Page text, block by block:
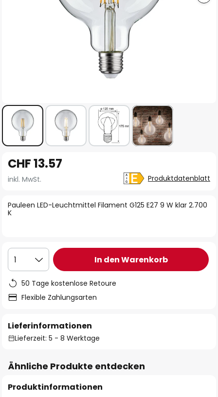
Anfang
der
springen
Pauleen LED-Leuchtmittel Filament G125 E27 9 W klar 2.700
K
CHF 13.57
inkl. MwSt. Produktdatenblatt
1 In den Warenkorb
50 Tage kostenlose Retoure
Flexible Zahlungsarten
Lieferinformationen
Lieferzeit: 5 - 8 Werktage
Ähnliche Produkte entdecken
Produktinformationen